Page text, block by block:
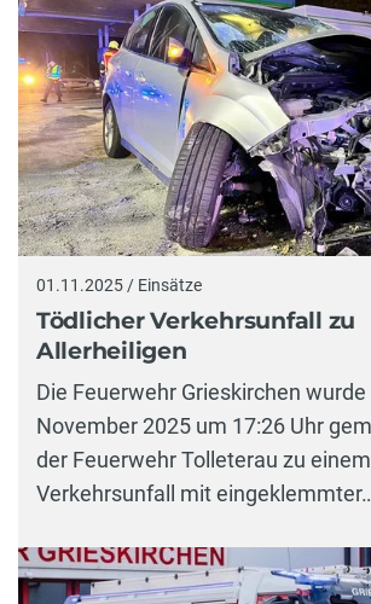
01.11.2025 / Einsätze
Tödlicher Verkehrsunfall zu
Allerheiligen
Die Feuerwehr Grieskirchen wurde
November 2025 um 17:26 Uhr
der Feuerwehr Tolleterau zu einem
Verkehrsunfall mit